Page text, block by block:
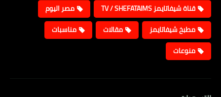
قناة شيفاتايمز TV / SHEFATAIMS
مصر اليوم
مطبخ شيفاتايمز
مقالات
مناسبات
منوعات